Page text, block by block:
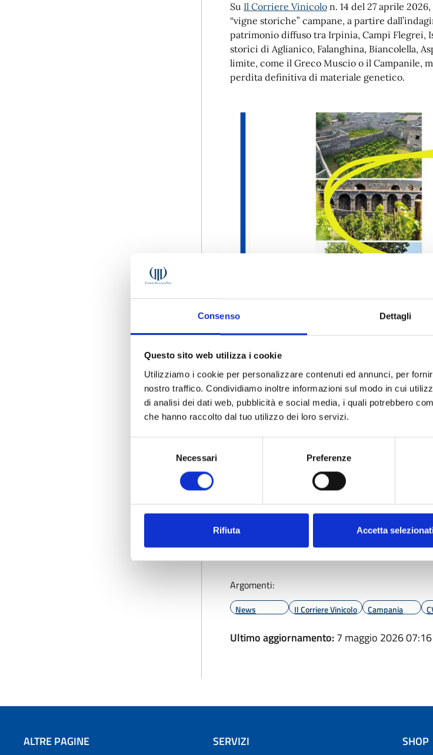
Consenso Dettagli
Questo sito web utilizza i cookie
Utilizziamo i cookie per personalizzare contenuti ed annunci, per
nostro traffico. Condividiamo inoltre informazioni sul modo in cui
di analisi dei dati web, pubblicità e social media, i quali potrebbero
che hanno raccolto dal tuo utilizzo dei loro servizi.
Necessari Preferenze
Rifiuta Accetta
Su Il Corriere Vinicolo n. 14 del 27 aprile
“vigne storiche” campane, a partire
patrimonio diffuso tra Irpinia, Campi Flegrei,
storici di Aglianico, Falanghina, Biancolella,
limite, come il Greco Muscio o il Campanile,
perdita definitiva di materiale genetico.
Il riconoscimento istituzionale è arrivato con
ufficiale dei vigneti storici ed eroici della
paesaggistico”. Ma il racconto guarda
Pompei punta a riportare la vite in un sito
proveniente da viti centenarie irpine. Le
vivo per una viticoltura capace di unire
Argomenti:
News Il Corriere Vinicolo Campania
Ultimo aggiornamento:7 maggio 2026 07:16
ALTRE PAGINE SERVIZI SHOP